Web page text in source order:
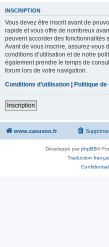
INSCRIPTION
Vous devez être inscrit avant de
rapide et vous offre de nombreux
peuvent accorder des fonctionnalités
Avant de vous inscrire, assurez-vous
conditions d’utilisation et de notre
également prendre le temps de
forum lors de votre navigation.
Conditions d’utilisation | Politique
Inscription
www.casusno.fr
Développé parphpBB®
Traduction